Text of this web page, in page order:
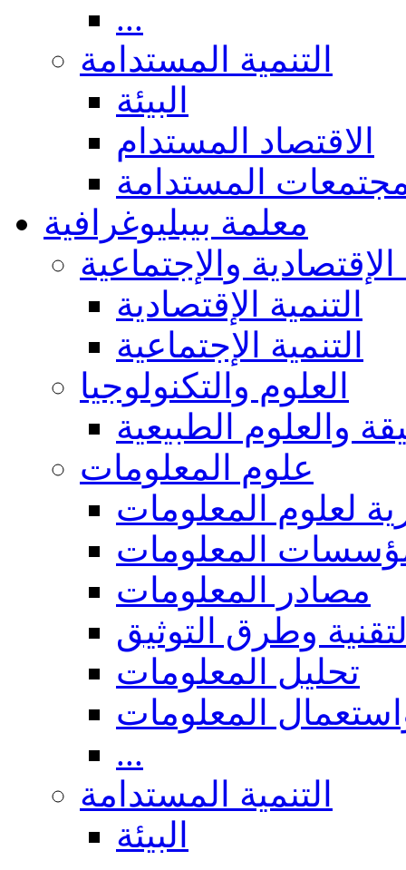
...
التنمية المستدامة
البيئة
الاقتصاد المستدام
المستدامة
معلمة بيبليوغرافية
الإقتصادية والإجتماعية
التنمية الإقتصادية
التنمية الإجتماعية
العلوم والتكنولوجيا
والعلوم الطبيعية
علوم المعلومات
لعلوم المعلومات
المعلومات
مصادر المعلومات
وطرق التوثيق
تحليل المعلومات
المعلومات
...
التنمية المستدامة
البيئة